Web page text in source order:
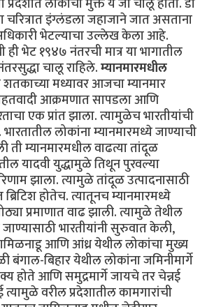
चरित्रात इंग्लंडला जहाजाने जात असताना
भेटल्याचा उल्लेख केला आहे.
ही भेट १९४७ नंतरची मात्र या भागातील
चालू राहिले.म्यानमारमधील
शतकाच्या मध्यावर आजचा म्यानमार
आक्रमणात सापडला आणि
एक प्रांत झाला. त्यामुळेच भारतीयांची
लोकांना म्यानमारमध्ये जाण्याची
ती म्यानमारमधील वाढत्या तांदूळ
यादवी युद्धामुळे तिथून पुरवल्या
झाला. त्यामुळे तांदूळ उत्पादनासाठी
ब्रिटिश होतेच. त्यातूनच म्यानमारमध्ये
प्रमाणात वाढ झाली. त्यामुळे तेथील
भारतीयांनी सुरुवात केली,
आणि आंध्र येथील लोकांचा मुख्य
बंगाल-बिहार येथील लोकांना जमिनीमार्गे
होते आणि समुद्रमार्गे जायचे तर चेन्नई
वरील प्रदेशातील कामगारांची